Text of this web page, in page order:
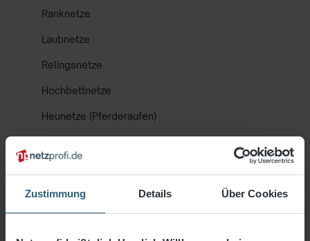
Zustimmung Details Über Cookies
Ranknetze
Laubnetze
Relingsnetze
Hochbettnetze
Heunetze (Pferderaufen)
Geflügelnetze/Volierennetze/Hühnernetze